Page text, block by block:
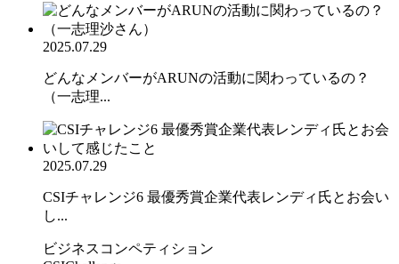
2025.07.29
どんなメンバーがARUNの活動に関わっているの？
（一志理...
2025.07.29
CSIチャレンジ6 最優秀賞企業代表レンディ氏とお会い
し...
ビジネスコンペティション